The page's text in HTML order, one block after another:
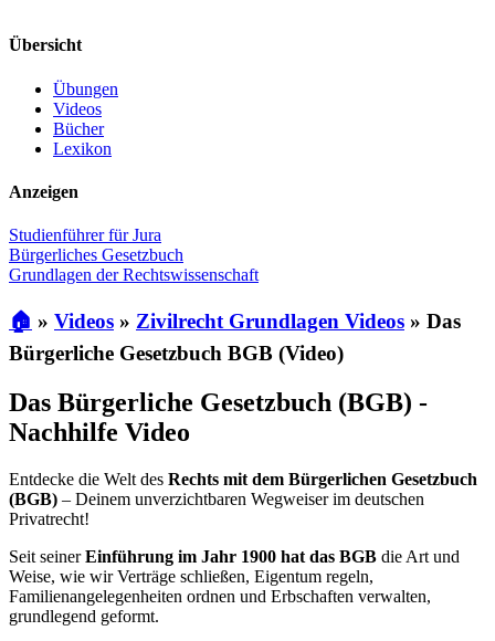
Übersicht
Übungen
Videos
Bücher
Lexikon
Anzeigen
Studienführer für Jura
Bürgerliches Gesetzbuch
Grundlagen der Rechtswissenschaft
🏠 » Videos » Zivilrecht Grundlagen Videos » Das
Bürgerliche Gesetzbuch BGB (Video)
Das Bürgerliche Gesetzbuch (BGB) -
Nachhilfe Video
Entdecke die Welt des Rechts mit dem Bürgerlichen Gesetzbuch
(BGB) – Deinem unverzichtbaren Wegweiser im deutschen
Privatrecht!
Seit seinerEinführung im Jahr 1900 hat das BGB die Art und
Weise, wie wir Verträge schließen, Eigentum regeln,
Familienangelegenheiten ordnen und Erbschaften verwalten,
grundlegend geformt.